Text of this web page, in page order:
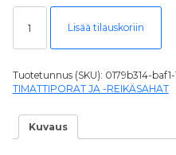
Carat dry cut timanttiterä 8 m14
Lisää tilauskoriin
Tuotetunnus (SKU): 0179b314-baf1-
TIMATTIPORAT JA -REIKÄSAHAT
Kuvaus